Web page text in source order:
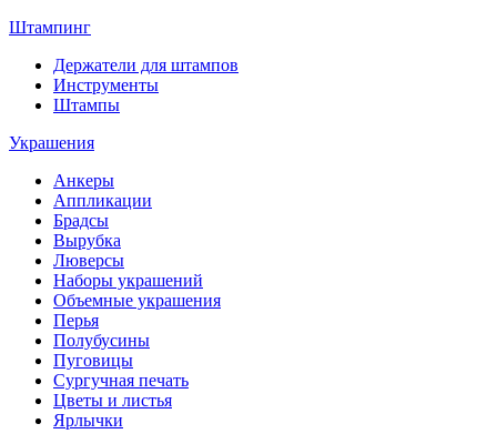
Штампинг
Держатели для штампов
Инструменты
Штампы
Украшения
Анкеры
Аппликации
Брадсы
Вырубка
Люверсы
Наборы украшений
Объемные украшения
Перья
Полубусины
Пуговицы
Сургучная печать
Цветы и листья
Ярлычки